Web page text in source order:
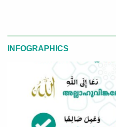
INFOGRAPHICS